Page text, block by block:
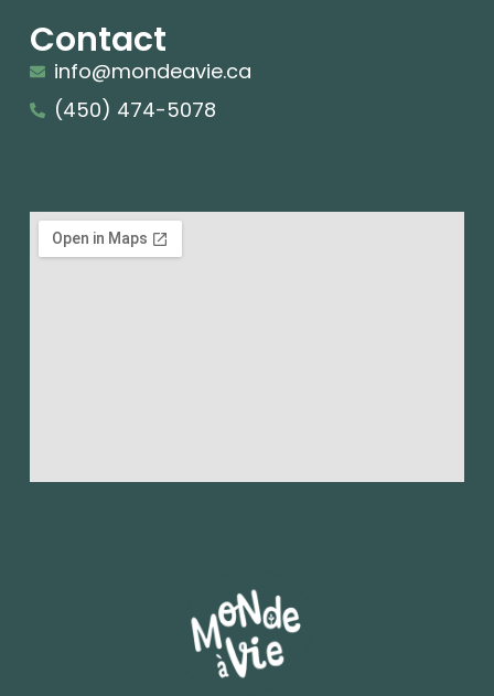
Contact
info@mondeavie.ca
(450) 474-5078